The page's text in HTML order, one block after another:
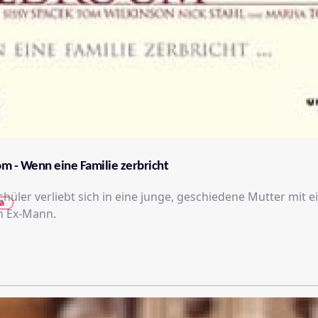
- Wenn eine Familie zerbricht
verliebt sich in eine junge, geschiedene Mutter mit
Ex-Mann.